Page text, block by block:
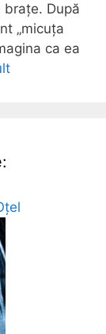
După
„micuța
ca ea